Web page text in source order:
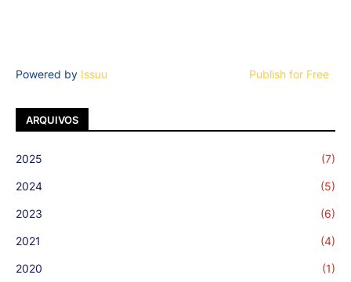
Powered by Issuu Publish for Free
ARQUIVOS
2025 (7)
2024 (5)
2023 (6)
2021 (4)
2020 (1)